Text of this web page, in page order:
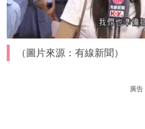
（圖片來源：有線新聞）
廣告